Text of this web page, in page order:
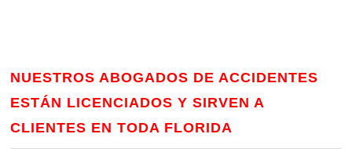
NUESTROS ABOGADOS DE ACCIDENTES
ESTÁN LICENCIADOS Y SIRVEN A
CLIENTES EN TODA FLORIDA